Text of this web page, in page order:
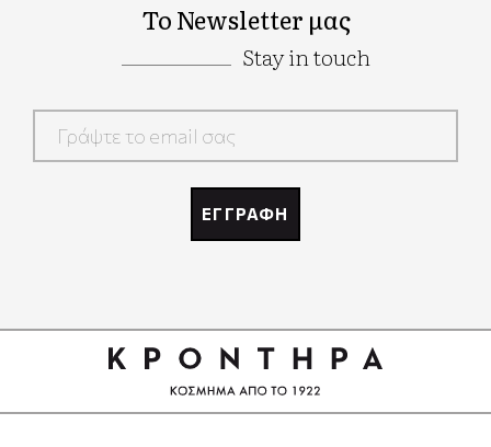
Το Newsletter μας
Stay in touch
ΕΓΓΡΑΦΗ